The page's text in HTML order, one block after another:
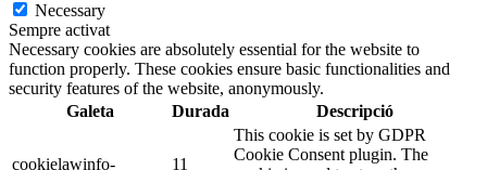
Necessary
Sempre activat
Necessary cookies are absolutely essential for the website to
function properly. These cookies ensure basic functionalities and
security features of the website, anonymously.
Galeta
Durada Descripció
cookielawinfo-
11
This cookie is set by GDPR
Cookie Consent plugin. The